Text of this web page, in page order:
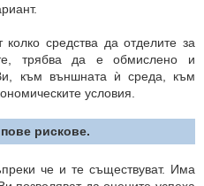
средства да отделите за
трябва да е обмислено и
към външната ѝ среда, към
условия.
рискове.
че и те съществуват. Има